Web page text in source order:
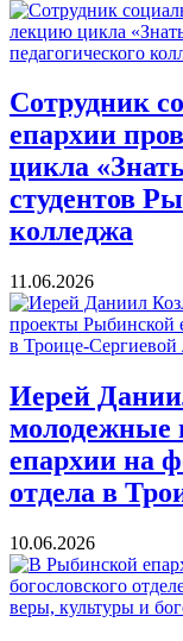
Сотрудник
епархии
цикла
студентов
колледжа
11.06.2026
Иерей
молодежные
епархии на
отдела в
10.06.2026